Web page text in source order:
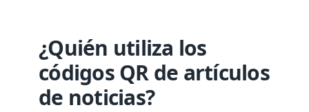
¿Quién utiliza los
códigos QR de artículos
de noticias?